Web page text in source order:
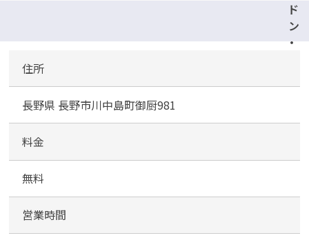
ド
ン
・
ー
川
島
住所
長野県 長野市川中島町御厨981
料金
無料
営業時間